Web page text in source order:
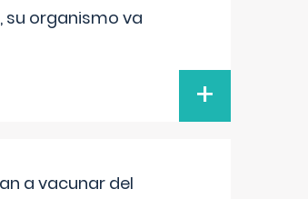
su organismo va
+
a vacunar del